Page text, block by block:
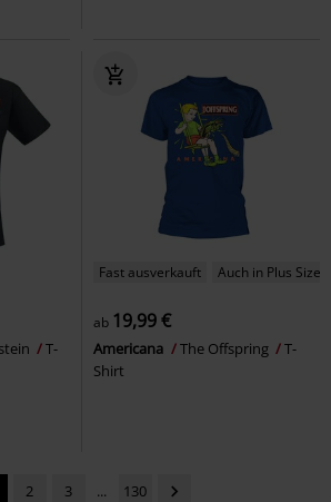
T-
Fast ausverkauft Auch in Plus Size
ab 19,99 €
Americana The Offspring
T-
Shirt
2 3 ... 130